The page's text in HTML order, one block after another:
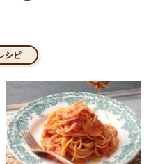
シピ